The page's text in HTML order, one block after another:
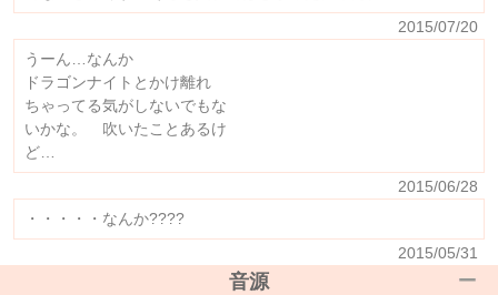
2015/07/20
うーん…なんか
ドラゴンナイトとかけ離れ
ちゃってる気がしないでもな
いかな。 吹いたことあるけ
ど…
2015/06/28
・・・・・なんか????
2015/05/31
音源